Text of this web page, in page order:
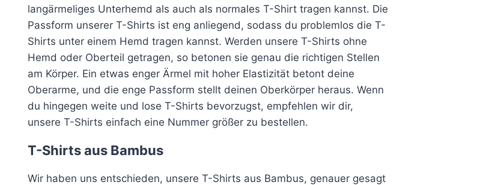
gewählt
werden
gewählt
werden
gewählt
werden
langärmeliges Unterhemd als auch als normales T-Shirt tragen kannst. Die
Passform unserer T-Shirts ist eng anliegend, sodass du problemlos die T-
Shirts unter einem Hemd tragen kannst. Werden unsere T-Shirts ohne
Hemd oder Oberteil getragen, so betonen sie genau die richtigen Stellen
am Körper. Ein etwas enger Ärmel mit hoher Elastizität betont deine
Oberarme, und die enge Passform stellt deinen Oberkörper heraus. Wenn
du hingegen weite und lose T-Shirts bevorzugst, empfehlen wir dir,
unsere T-Shirts einfach eine Nummer größer zu bestellen.
T-Shirts aus Bambus
Wir haben uns entschieden, unsere T-Shirts aus Bambus, genauer gesagt